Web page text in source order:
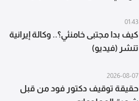
01:43
كيف بدا مجتبى خامنئي؟.. وكالة إيرانية
تنشر (فيديو)
2026-08-07
حقيقة توقيف دكتور فود من قبل